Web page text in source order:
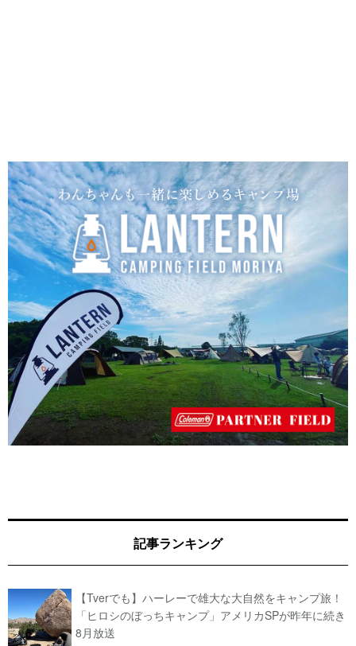
記事ランキング
【Tverでも】ハーレーで雄大な大自然をキャンプ旅！
「ヒロシのぼっちキャンプ」アメリカSPが昨年に続き
8月放送